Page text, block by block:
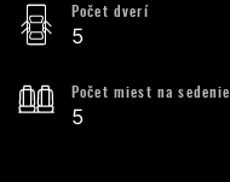
Počet dverí
5
Počet miest na sedenie
5